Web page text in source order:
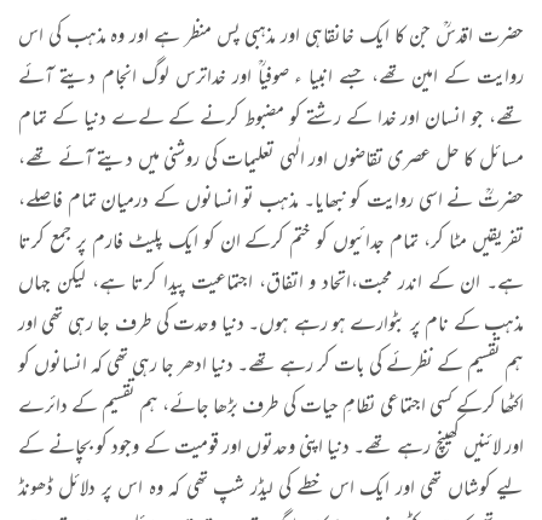
حضرت اقدسؒ جن کا ایک خانقاہی اور مذہبی پس منظر ہے اور وہ مذہب کی اس
روایت کے امین تھے، جسے انبیا ء صوفیاؒ اور خداترس لوگ انجام دیتے آئے
تھے، جو انسان اور خدا کے رشتے کو مضبوط کرنے کے لےے دنیا کے تمام
مسائل کا حل عصری تقاضوں اور الٰہی تعلیمات کی روشنی میں دیتے آئے تھے،
حضرتؒ نے اسی روایت کو نبھایا۔ مذہب تو انسانوں کے درمیان تمام فاصلے،
تفریقیں مٹا کر، تمام جدائیوں کو ختم کرکے ان کو ایک پلیٹ فارم پر جمع کرتا
ہے۔ ان کے اندر محبت،اتحاد و اتفاق، اجتماعیت پیدا کرتا ہے، لیکن جہاں
مذہب کے نام پر بٹوارے ہو رہے ہوں۔ دنیا وحدت کی طرف جا رہی تھی اور
ہم تقسیم کے نظرئے کی بات کر رہے تھے۔ دنیا ادھر جا رہی تھی کہ انسانوں کو
اکٹھا کرکے کسی اجتماعی نظامِ حیات کی طرف بڑھا جائے، ہم تقسیم کے دائرے
اور لائنیں کھینچ رہے تھے۔ دنیا اپنی وحدتوں اور قومیت کے وجود کو بچانے کے
لیے کوشاں تھی اور ایک اس خطے کی لیڈر شپ تھی کہ وہ اس پر دلائل ڈھونڈ